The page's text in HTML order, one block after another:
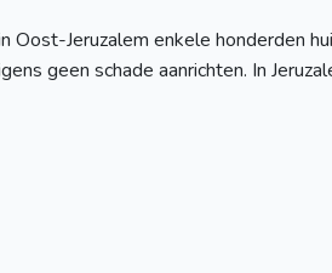
Jeruzalem enkele honderden
geen schade aanrichten. In